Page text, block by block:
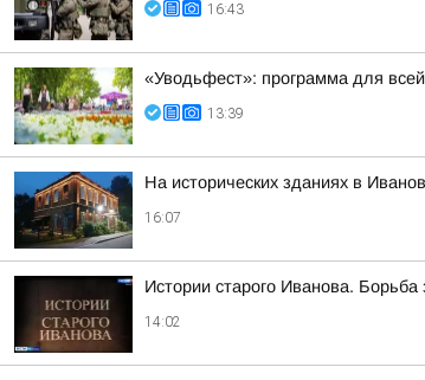
16:43
«Уводьфест»: программа для
13:39
На исторических зданиях в
16:07
Истории старого Иванова.
14:02